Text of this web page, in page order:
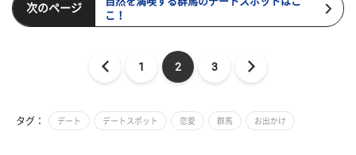
次のページ
こ！
1 2 3
タグ： デート デートスポット 恋愛 群馬 お出かけ